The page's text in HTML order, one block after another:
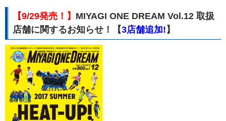
【9/29発売！】 MIYAGI ONE DREAM Vol.12 取扱
店舗に関するお知らせ！【3店舗追加! 】